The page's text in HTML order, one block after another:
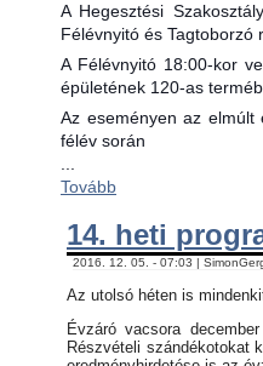
A Hegesztési
Félévnyitó és Tagtoborzó
A Félévnyitó 18:00-kor
épületének 120-as
Az eseményen az elmúlt
félév során
...
Tovább
14. heti
2016. 12. 05. - 07:03 |
Az utolsó héten is
Évzáró vacsora
Részvételi szándékotokat